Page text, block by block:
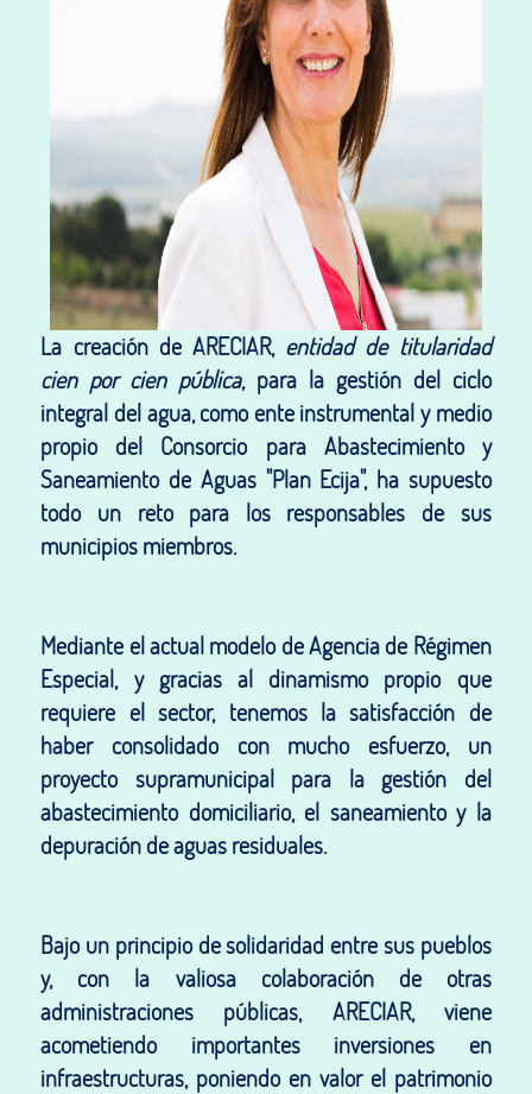
La creación de ARECIAR, entidad de titularidad
cien por cien pública, para la gestión del ciclo
integral del agua, como ente instrumental y medio
propio del Consorcio para Abastecimiento y
Saneamiento de Aguas "Plan Ecija", ha supuesto
todo un reto para los responsables de sus
municipios miembros.
Mediante el actual modelo de Agencia de Régimen
Especial, y gracias al dinamismo propio que
requiere el sector, tenemos la satisfacción de
haber consolidado con mucho esfuerzo, un
proyecto supramunicipal para la gestión del
abastecimiento domiciliario, el saneamiento y la
depuración de aguas residuales.
Bajo un principio de solidaridad entre sus pueblos
y, con la valiosa colaboración de otras
administraciones públicas, ARECIAR, viene
acometiendo importantes inversiones en
infraestructuras, poniendo en valor el patrimonio